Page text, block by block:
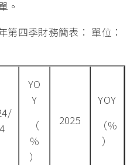
。
第四季財務簡表： 單位：
YO
Y
（
％
）
2025
YOY
（％
）